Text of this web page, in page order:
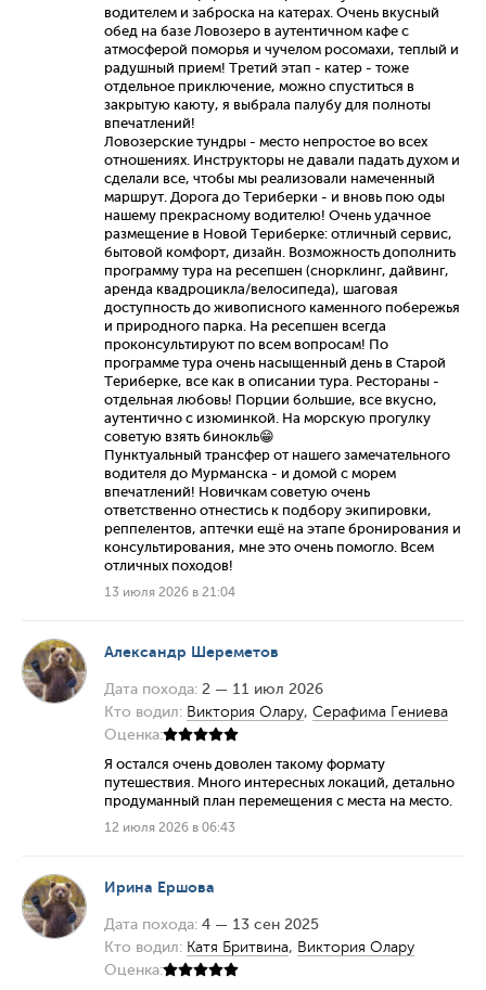
водителем и заброска на катерах. Очень вкусный
обед на базе Ловозеро в аутентичном кафе с
атмосферой поморья и чучелом росомахи, теплый и
радушный прием! Третий этап - катер - тоже
отдельное приключение, можно спуститься в
закрытую каюту, я выбрала палубу для полноты
впечатлений!
Ловозерские тундры - место непростое во всех
отношениях. Инструкторы не давали падать духом и
сделали все, чтобы мы реализовали намеченный
маршрут. Дорога до Териберки - и вновь пою оды
нашему прекрасному водителю! Очень удачное
размещение в Новой Териберке: отличный сервис,
бытовой комфорт, дизайн. Возможность дополнить
программу тура на ресепшен (снорклинг, дайвинг,
аренда квадроцикла/велосипеда), шаговая
доступность до живописного каменного побережья
и природного парка. На ресепшен всегда
проконсультируют по всем вопросам! По
программе тура очень насыщенный день в Старой
Териберке, все как в описании тура. Рестораны -
отдельная любовь! Порции большие, все вкусно,
аутентично с изюминкой. На морскую прогулку
советую взять бинокль😁
Пунктуальный трансфер от нашего замечательного
водителя до Мурманска - и домой с морем
впечатлений! Новичкам советую очень
ответственно отнестись к подбору экипировки,
реппелентов, аптечки ещё на этапе бронирования и
консультирования, мне это очень помогло. Всем
отличных походов!
13 июля 2026 в 21:04
Александр Шереметов
Дата похода: 2 — 11 июл 2026
Кто водил: Виктория Олару, Серафима Гениева
Оценка:
Я остался очень доволен такому формату
путешествия. Много интересных локаций, детально
продуманный план перемещения с места на место.
12 июля 2026 в 06:43
Ирина Ершова
Дата похода: 4 — 13 сен 2025
Кто водил: Катя Бритвина, Виктория Олару
Оценка: